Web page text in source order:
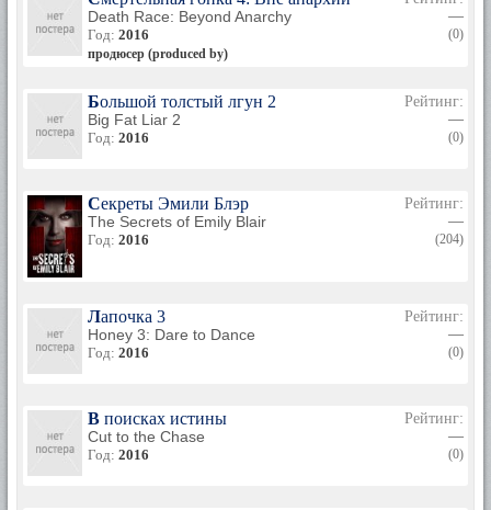
Death Race: Beyond Anarchy
Год: 2016
продюсер (produced by)
—
(0)
Большой толстый лгун 2
Big Fat Liar 2
Год: 2016
Рейтинг:
—
(0)
Секреты Эмили Блэр
The Secrets of Emily Blair
Год: 2016
Рейтинг:
—
(204)
Лапочка 3
Honey 3: Dare to Dance
Год: 2016
Рейтинг:
—
(0)
В поисках истины
Cut to the Chase
Год: 2016
Рейтинг:
—
(0)